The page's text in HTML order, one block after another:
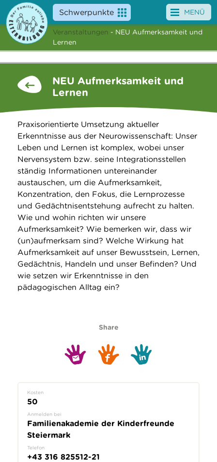
Schwerpunkte
Angebote
News
Über uns
Suche
MENÜ
Veranstaltungen - NEU Aufmerksamkeit und
Lernen
NEU Aufmerksamkeit und
Lernen
Praxisorientierte Umsetzung aktueller
Erkenntnisse aus der Neurowissenschaft: Unser
Leben und Lernen ist komplex, wobei unser
Nervensystem bzw. seine Integrationsstellen
ständig Informationen untereinander
austauschen, um die Aufmerksamkeit,
Konzentration, den Fokus, die Lernprozesse
und Gedächtnisentstehung aufrecht zu halten.
Wie und wohin richten wir unsere
Aufmerksamkeit? Wie bemerken wir, dass wir
(un)aufmerksam sind? Welche Wirkung hat
Aufmerksamkeit auf unser Bewusstsein, Lernen,
Gedächtnis, Handeln und unser Befinden? Und
wie setzen wir Erkenntnisse in den
pädagogischen Alltag ein?
Share
Kosten
50
Anmelden bei
Familienakademie der Kinderfreunde
Steiermark
Telefon
+43 316 825512-21